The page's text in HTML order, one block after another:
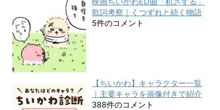
歌詞考察｜くつずれと続く物語
5件のコメント
【ちいかわ】キャラクター一覧
｜主要キャラを画像付きで紹介
388件のコメント